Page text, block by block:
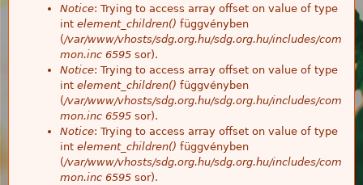
Notice: Trying to access array offset on value of type
int element_children() függvényben
(/var/www/vhosts/sdg.org.hu/sdg.org.hu/includes/com
mon.inc 6595 sor).
Notice: Trying to access array offset on value of type
int element_children() függvényben
(/var/www/vhosts/sdg.org.hu/sdg.org.hu/includes/com
mon.inc 6595 sor).
Notice: Trying to access array offset on value of type
int element_children() függvényben
(/var/www/vhosts/sdg.org.hu/sdg.org.hu/includes/com
mon.inc 6595 sor).